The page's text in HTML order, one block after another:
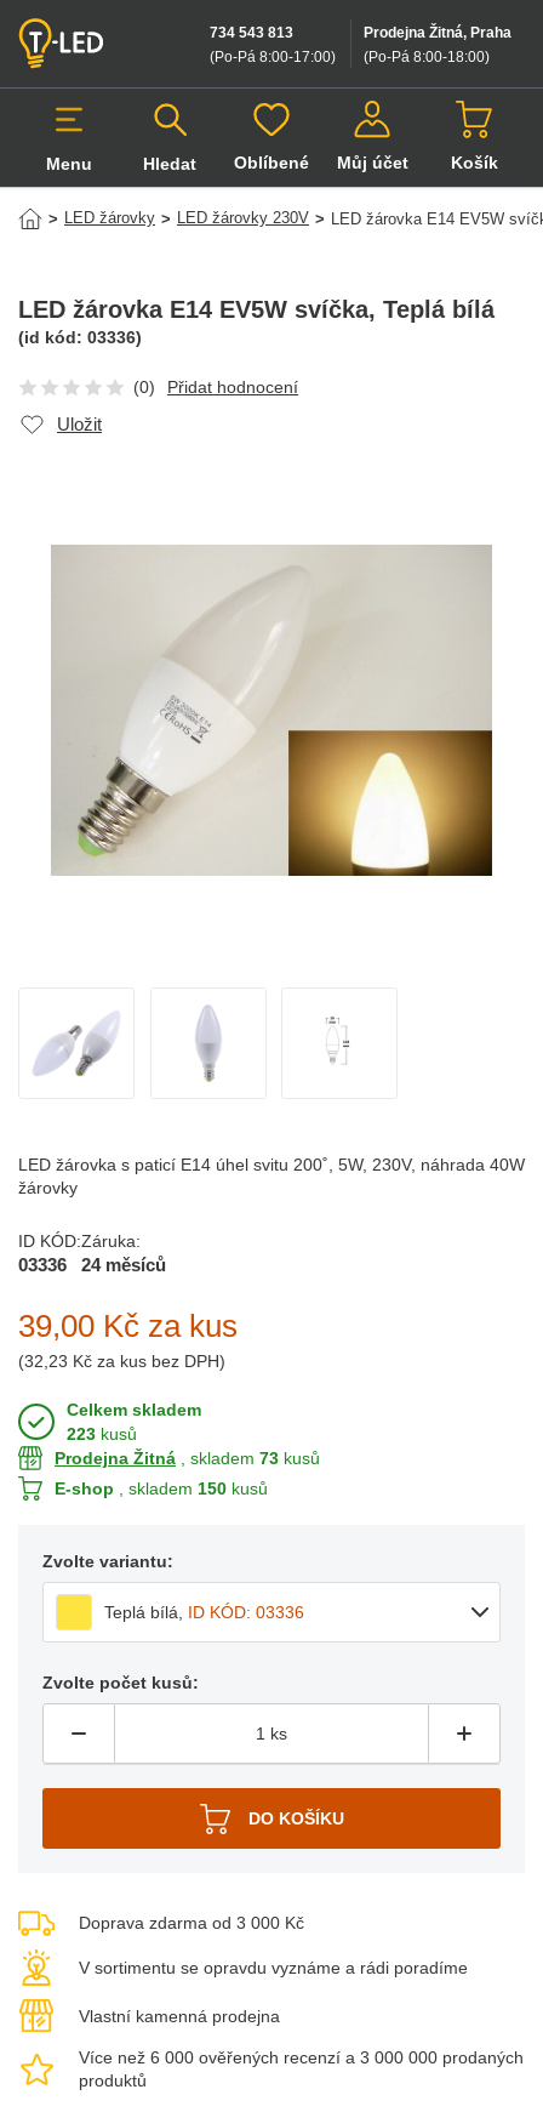
Prodejna Žitná, Praha
(Po-Pá 8:00-18:00)
734 543 813
(Po-Pá 8:00-17:00)
Menu Hledat
Hledat v produktech
Oblíbené Můj účet Košík
> LED žárovky > LED žárovky 230V > LED žárovka E14 EV5W
LED žárovka E14 EV5W svíčka, Teplá bílá
(id kód: 03336)
(0) Přidat hodnocení
Uložit
LED žárovka s paticí E14 úhel svitu 200˚, 5W, 230V, náhrada 40W
žárovky
ID KÓD:
03336
Záruka:
24 měsíců
39,00 Kč za kus
(32,23 Kč za kus bez DPH)
Celkem skladem
223 kusů
Prodejna Žitná , skladem 73 kusů
E-shop , skladem 150 kusů
Zvolte variantu:
Teplá bílá, ID KÓD: 03336
Zvolte počet kusů:
Doprava zdarma od 3 000 Kč
V sortimentu se opravdu vyznáme a rádi poradíme
Vlastní kamenná prodejna
Více než 6 000 ověřených recenzí a 3 000 000 prodaných
produktů